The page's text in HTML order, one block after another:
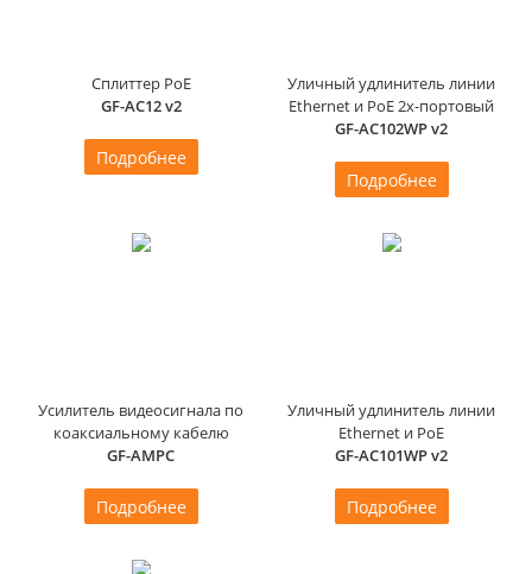
Сплиттер PoE
GF-AC12 v2
Подробнее
Уличный удлинитель линии
Ethernet и PoE 2х-портовый
GF-AC102WP v2
Подробнее
Усилитель видеосигнала по
коаксиальному кабелю
GF-AMPC
Подробнее
Уличный удлинитель линии
Ethernet и PoE
GF-AC101WP v2
Подробнее